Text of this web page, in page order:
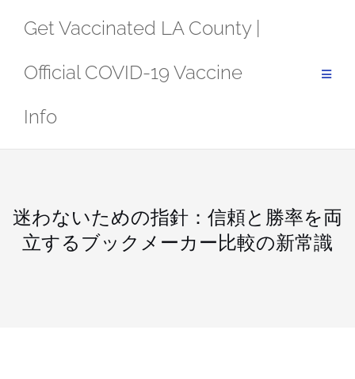
Get Vaccinated LA County |
Official COVID-19 Vaccine
Info
迷わないための指針：信頼と勝率を両
立するブックメーカー比較の新常識